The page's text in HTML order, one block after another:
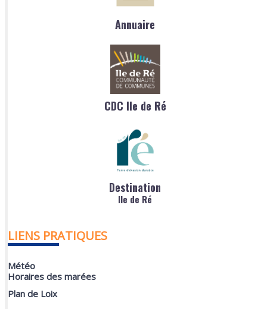
Annuaire
CDC Ile de Ré
Destination
Ile de Ré
LIENS PRATIQUES
Météo
Horaires des marées
Plan de Loix